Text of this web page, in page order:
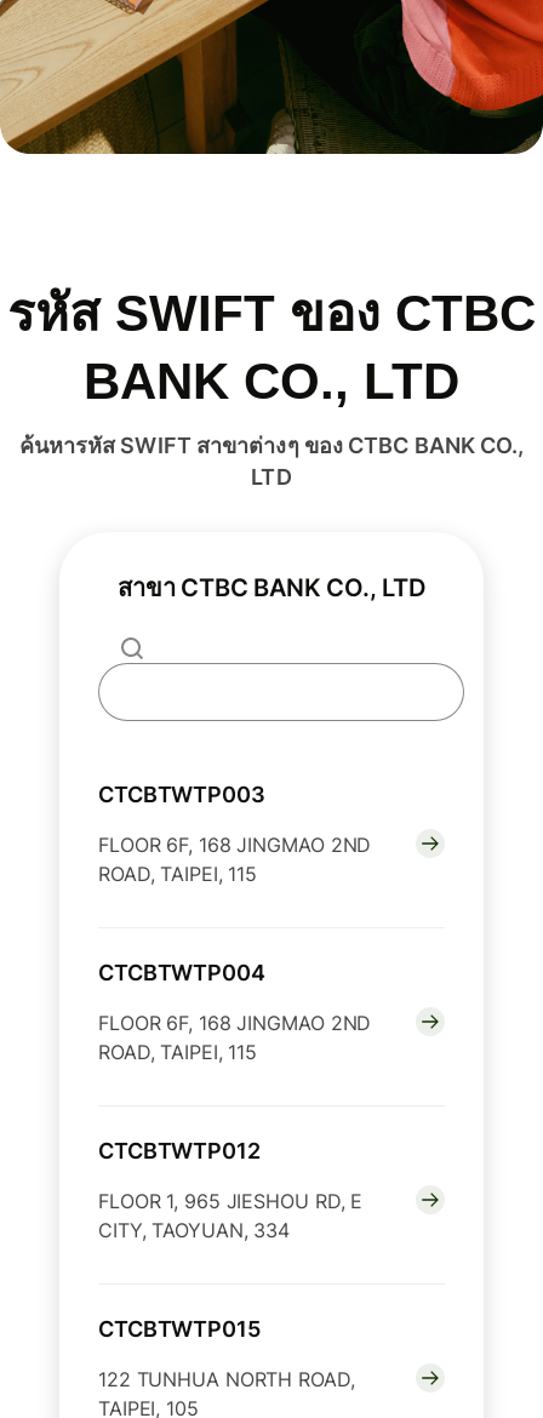
รหัส SWIFT ของ CTBC
BANK CO., LTD
ค้นหารหัส SWIFT สาขาต่างๆ ของ CTBC BANK CO.,
LTD
สาขา CTBC BANK CO., LTD
CTCBTWTP003
FLOOR 6F, 168 JINGMAO 2ND
ROAD, TAIPEI, 115
CTCBTWTP004
FLOOR 6F, 168 JINGMAO 2ND
ROAD, TAIPEI, 115
CTCBTWTP012
FLOOR 1, 965 JIESHOU RD, E
CITY, TAOYUAN, 334
CTCBTWTP015
122 TUNHUA NORTH ROAD,
TAIPEI, 105